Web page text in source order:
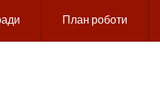
План роботи
ГОЛОВНЕ